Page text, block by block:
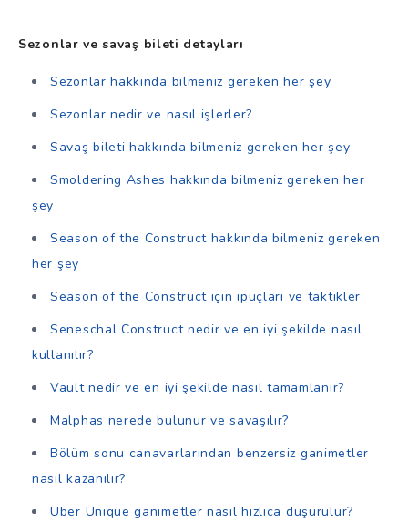
Sezonlar ve savaş bileti detayları
Sezonlar hakkında bilmeniz gereken her şey
Sezonlar nedir ve nasıl işlerler?
Savaş bileti hakkında bilmeniz gereken her şey
Smoldering Ashes hakkında bilmeniz gereken her
şey
Season of the Construct hakkında bilmeniz gereken
her şey
Season of the Construct için ipuçları ve taktikler
Seneschal Construct nedir ve en iyi şekilde nasıl
kullanılır?
Vault nedir ve en iyi şekilde nasıl tamamlanır?
Malphas nerede bulunur ve savaşılır?
Bölüm sonu canavarlarından benzersiz ganimetler
nasıl kazanılır?
Uber Unique ganimetler nasıl hızlıca düşürülür?